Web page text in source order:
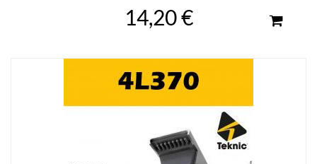
14,20 €